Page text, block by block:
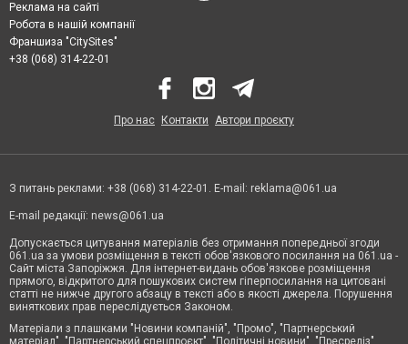
Реклама на сайті
Робота в нашій компанії
Франшиза "CitySites"
+38 (068) 314-22-01
Про нас Контакти Автори проєкту
З питань реклами: +38 (068) 314-22-01. E-mail: reklama@061.ua
E-mail редакції: news@061.ua
Допускається цитування матеріалів без отримання попередньої згоди
061.ua за умови розміщення в тексті обов'язкового посилання на 061.ua -
Сайт міста Запоріжжя. Для інтернет-видань обов'язкове розміщення
прямого, відкритого для пошукових систем гіперпосилання на цитовані
статті не нижче другого абзацу в тексті або в якості джерела. Порушення
виняткових прав переслідується Законом.
Матеріали з плашками "Новини компаній", "Промо", "Партнерський